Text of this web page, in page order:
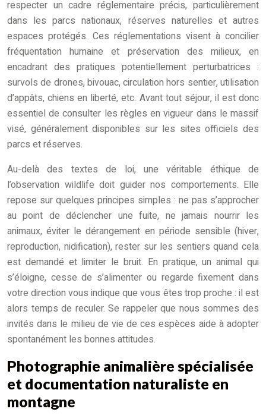
respecter un cadre réglementaire précis, particulièrement
dans les parcs nationaux, réserves naturelles et autres
espaces protégés. Ces réglementations visent à concilier
fréquentation humaine et préservation des milieux, en
encadrant des pratiques potentiellement perturbatrices :
survols de drones, bivouac, circulation hors sentier, utilisation
d’appâts, chiens en liberté, etc. Avant tout séjour, il est donc
essentiel de consulter les règles en vigueur dans le massif
visé, généralement disponibles sur les sites officiels des
parcs et réserves.
Au-delà des textes de loi, une véritable éthique de
l’observation wildlife doit guider nos comportements. Elle
repose sur quelques principes simples : ne pas s’approcher
au point de déclencher une fuite, ne jamais nourrir les
animaux, éviter le dérangement en période sensible (hiver,
reproduction, nidification), rester sur les sentiers quand cela
est demandé et limiter le bruit. En pratique, un animal qui
s’éloigne, cesse de s’alimenter ou regarde fixement dans
votre direction vous indique que vous êtes trop proche : il est
alors temps de reculer. Se rappeler que nous sommes des
invités dans le milieu de vie de ces espèces aide à adopter
spontanément les bonnes attitudes.
Photographie animalière spécialisée
et documentation naturaliste en
montagne